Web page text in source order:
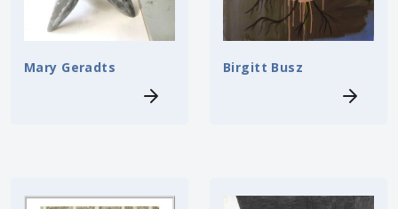
Mary Geradts Birgitt Busz